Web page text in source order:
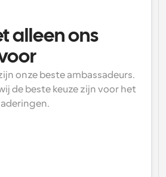
alleen ons
onze beste ambassadeurs.
de beste keuze zijn voor het